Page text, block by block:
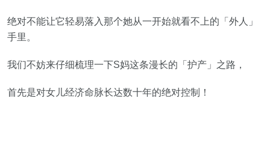
绝对不能让它轻易落入那个她从一开始就看不上的「外人」
手里。
我们不妨来仔细梳理一下S妈这条漫长的「护产」之路，
首先是对女儿经济命脉长达数十年的绝对控制！